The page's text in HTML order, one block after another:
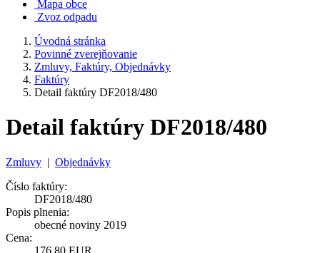
Mapa obce
Zvoz odpadu
Úvodná stránka
Povinné zverejňovanie
Zmluvy, Faktúry, Objednávky
Faktúry
Detail faktúry DF2018/480
Detail faktúry DF2018/480
Zmluvy | Objednávky
Číslo faktúry:
DF2018/480
Popis plnenia:
obecné noviny 2019
Cena:
176,80 EUR